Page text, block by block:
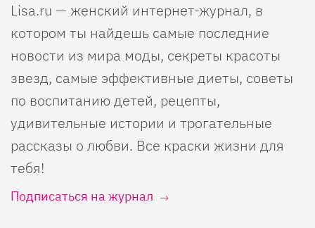
Lisa.ru — женский интернет-журнал, в
котором ты найдешь самые последние
новости из мира моды, секреты красоты
звезд, самые эффективные диеты, советы
по воспитанию детей, рецепты,
удивительные истории и трогательные
рассказы о любви. Все краски жизни для
тебя!
Подписаться на журнал